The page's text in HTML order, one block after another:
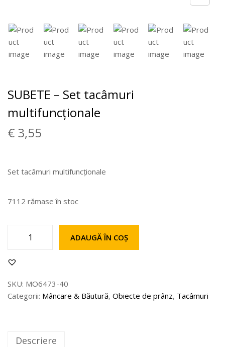
SUBETE – Set tacâmuri
multifuncționale
€ 3,55
Set tacâmuri multifuncționale
7112 rămase în stoc
ADAUGĂ ÎN COȘ
SKU: MO6473-40
Categorii: Mâncare & Băutură, Obiecte de prânz, Tacâmuri
Descriere